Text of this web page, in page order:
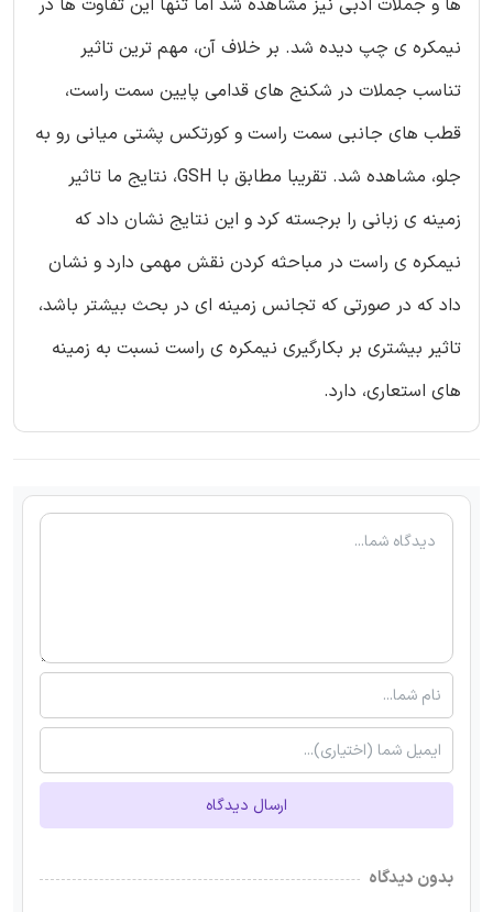
ها و جملات ادبی نیز مشاهده شد اما تنها این تفاوت ها در
نیمکره ی چپ دیده شد. بر خلاف آن، مهم ترین تاثیر
تناسب جملات در شکنج های قدامی پایین سمت راست،
قطب های جانبی سمت راست و کورتکس پشتی میانی رو به
جلو، مشاهده شد. تقریبا مطابق با GSH، نتایج ما تاثیر
زمینه ی زبانی را برجسته کرد و این نتایج نشان داد که
نیمکره ی راست در مباحثه کردن نقش مهمی دارد و نشان
داد که در صورتی که تجانس زمینه ای در بحث بیشتر باشد،
تاثیر بیشتری بر بکارگیری نیمکره ی راست نسبت به زمینه
های استعاری، دارد.
ارسال دیدگاه
بدون دیدگاه